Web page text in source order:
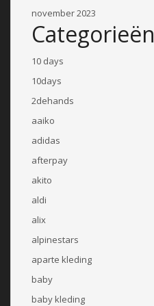
november 2023
Categorieën
10 days
10days
2dehands
aaiko
adidas
afterpay
akito
aldi
alix
alpinestars
aparte kleding
baby
baby kleding